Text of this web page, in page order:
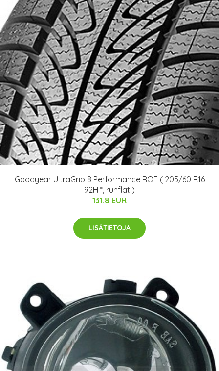
Goodyear UltraGrip 8 Performance ROF ( 205/60 R16
92H *, runflat )
131.8 EUR
LISÄTIETOJA